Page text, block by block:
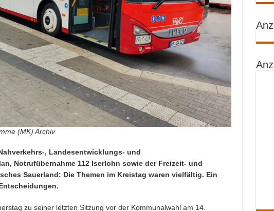
(MK) Archiv
, Landesentwicklungs- und
Notrufübernahme 112 Iserlohn sowie der Freizeit- und
Sauerland: Die Themen im Kreistag waren vielfältig. Ein
zu seiner letzten Sitzung vor der Kommunalwahl am 14.